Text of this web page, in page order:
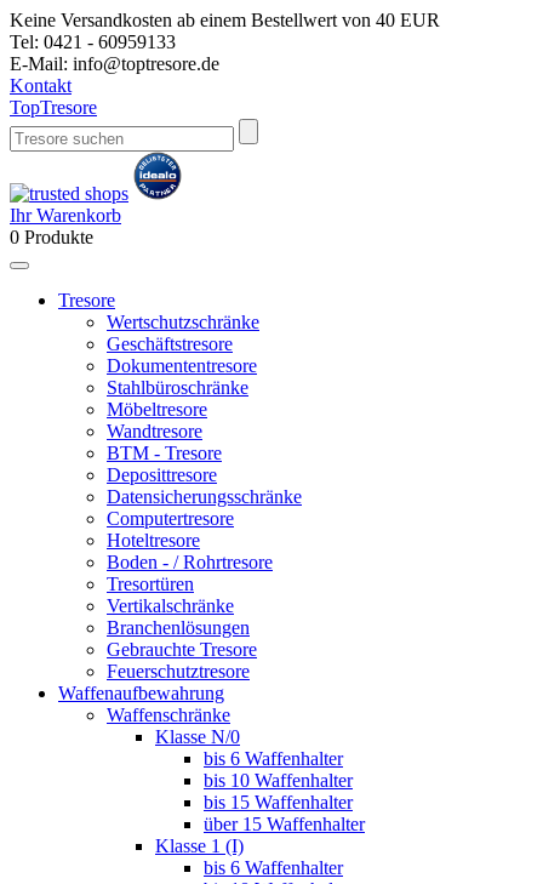
Keine Versandkosten ab einem Bestellwert von 40 EUR
Tel: 0421 - 60959133
E-Mail: info@toptresore.de
Kontakt
TopTresore
Ihr Warenkorb
0 Produkte
Tresore
Wertschutzschränke
Geschäftstresore
Dokumententresore
Stahlbüroschränke
Möbeltresore
Wandtresore
BTM - Tresore
Deposittresore
Datensicherungsschränke
Computertresore
Hoteltresore
Boden - / Rohrtresore
Tresortüren
Vertikalschränke
Branchenlösungen
Gebrauchte Tresore
Feuerschutztresore
Waffenaufbewahrung
Waffenschränke
Klasse N/0
bis 6 Waffenhalter
bis 10 Waffenhalter
bis 15 Waffenhalter
über 15 Waffenhalter
Klasse 1 (I)
bis 6 Waffenhalter